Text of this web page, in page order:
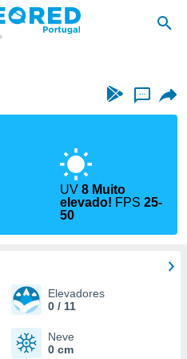
...
UV8 Muito
elevado! FPS25-
50
Elevadores
0 / 11
Neve
0 cm